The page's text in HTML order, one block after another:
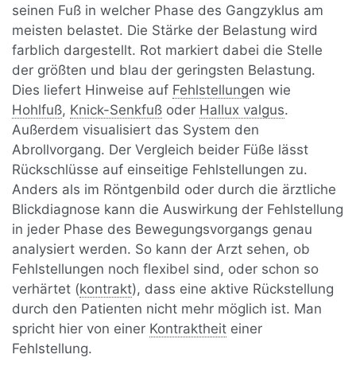
seinen Fuß in welcher Phase des Gangzyklus am
meisten belastet. Die Stärke der Belastung wird
farblich dargestellt. Rot markiert dabei die Stelle
der größten und blau der geringsten Belastung.
Dies liefert Hinweise auf Fehlstellungen wie
Hohlfuß, Knick-Senkfuß oder Hallux valgus.
Außerdem visualisiert das System den
Abrollvorgang. Der Vergleich beider Füße lässt
Rückschlüsse auf einseitige Fehlstellungen zu.
Anders als im Röntgenbild oder durch die ärztliche
Blickdiagnose kann die Auswirkung der Fehlstellung
in jeder Phase des Bewegungsvorgangs genau
analysiert werden. So kann der Arzt sehen, ob
Fehlstellungen noch flexibel sind, oder schon so
verhärtet (kontrakt), dass eine aktive Rückstellung
durch den Patienten nicht mehr möglich ist. Man
spricht hier von einer Kontraktheit einer
Fehlstellung.